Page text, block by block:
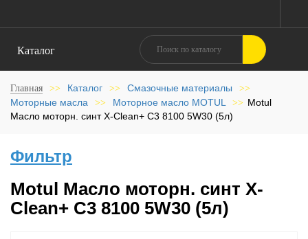
Каталог
Главная >> Каталог >> Смазочные материалы >>
Моторные масла >> Моторное масло MOTUL >> Motul
Масло моторн. синт X-Clean+ C3 8100 5W30 (5л)
Фильтр
Motul Масло моторн. синт X-
Clean+ C3 8100 5W30 (5л)